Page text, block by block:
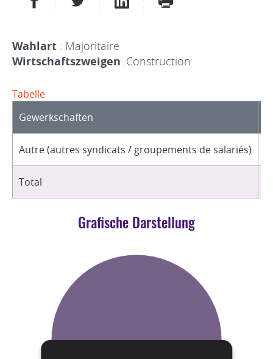
Wahlart : Majoritaire
Wirtschaftszweigen :Construction
Tabelle
Gewerkschaften
Autre (autres syndicats / groupements de salariés)
Total
Grafische Darstellung